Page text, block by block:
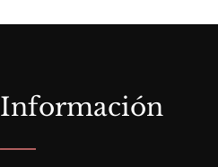
Información